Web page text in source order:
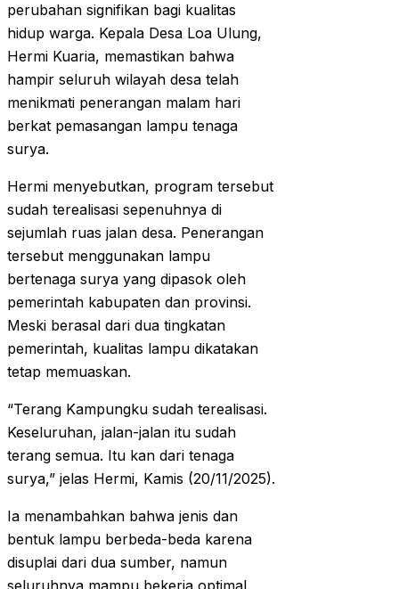
perubahan signifikan bagi kualitas
hidup warga. Kepala Desa Loa Ulung,
Hermi Kuaria, memastikan bahwa
hampir seluruh wilayah desa telah
menikmati penerangan malam hari
berkat pemasangan lampu tenaga
surya.
Hermi menyebutkan, program tersebut
sudah terealisasi sepenuhnya di
sejumlah ruas jalan desa. Penerangan
tersebut menggunakan lampu
bertenaga surya yang dipasok oleh
pemerintah kabupaten dan provinsi.
Meski berasal dari dua tingkatan
pemerintah, kualitas lampu dikatakan
tetap memuaskan.
“Terang Kampungku sudah terealisasi.
Keseluruhan, jalan-jalan itu sudah
terang semua. Itu kan dari tenaga
surya,” jelas Hermi, Kamis (20/11/2025).
Ia menambahkan bahwa jenis dan
bentuk lampu berbeda-beda karena
disuplai dari dua sumber, namun